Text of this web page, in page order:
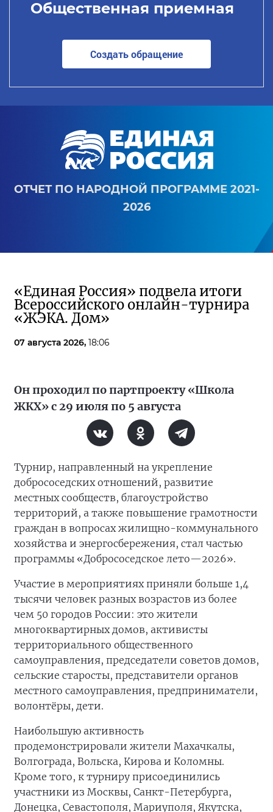
Общественная приемная
Создать обращение
ОТЧЕТ ПО НАРОДНОЙ ПРОГРАММЕ 2021-
2026
«Единая Россия» подвела итоги
Всероссийского онлайн-турнира
«ЖЭКА. Дом»
07 августа 2026, 18:06
Он проходил по партпроекту «Школа
ЖКХ» с 29 июля по 5 августа
Турнир, направленный на укрепление
добрососедских отношений, развитие
местных сообществ, благоустройство
территорий, а также повышение грамотности
граждан в вопросах жилищно-коммунального
хозяйства и энергосбережения, стал частью
программы «Добрососедское лето—2026».
Участие в мероприятиях приняли больше 1,4
тысячи человек разных возрастов из более
чем 50 городов России: это жители
многоквартирных домов, активисты
территориального общественного
самоуправления, председатели советов домов,
сельские старосты, представители органов
местного самоуправления, предприниматели,
волонтёры, дети.
Наибольшую активность
продемонстрировали жители Махачкалы,
Волгограда, Вольска, Кирова и Коломны.
Кроме того, к турниру присоединились
участники из Москвы, Санкт-Петербурга,
Донецка, Севастополя, Мариуполя, Якутска,